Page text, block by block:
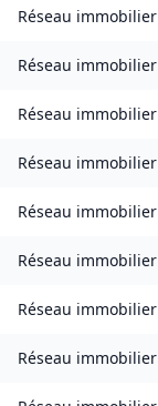
Réseau immobilier
Réseau immobilier
Réseau immobilier
Réseau immobilier
Réseau immobilier
Réseau immobilier
Réseau immobilier
Réseau immobilier